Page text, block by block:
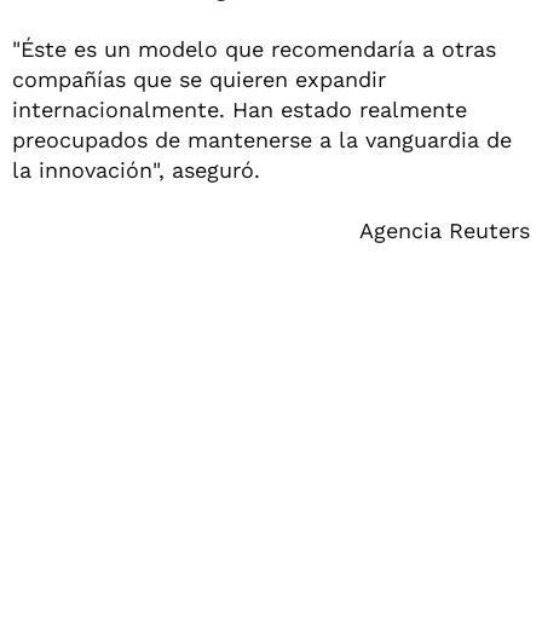
"Éste es un modelo que recomendaría a otras
compañías que se quieren expandir
internacionalmente. Han estado realmente
preocupados de mantenerse a la vanguardia de
la innovación", aseguró.
Agencia Reuters